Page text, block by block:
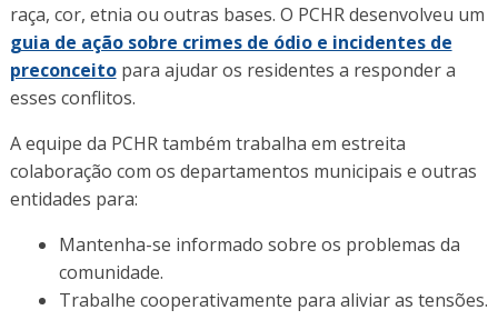
raça, cor, etnia ou outras bases. O PCHR desenvolveu um
guia de ação sobre crimes de ódio e incidentes de
preconceitopara ajudar os residentes a responder a
esses conflitos.
A equipe da PCHR também trabalha em estreita
colaboração com os departamentos municipais e outras
entidades para:
Mantenha-se informado sobre os problemas da
comunidade.
Trabalhe cooperativamente para aliviar as tensões.